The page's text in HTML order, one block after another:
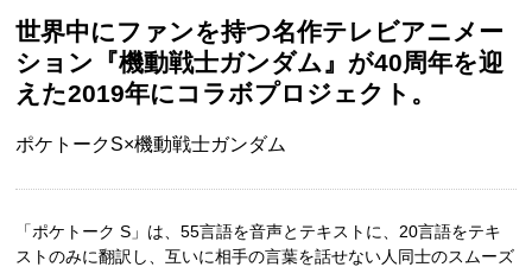
世界中にファンを持つ名作テレビアニメー
ション『機動戦士ガンダム』が40周年を迎
えた2019年にコラボプロジェクト。
ポケトークS×機動戦士ガンダム
「ポケトーク S」は、55言語を音声とテキストに、20言語をテキ
ストのみに翻訳し、互いに相手の言葉を話せない人同士のスムーズ